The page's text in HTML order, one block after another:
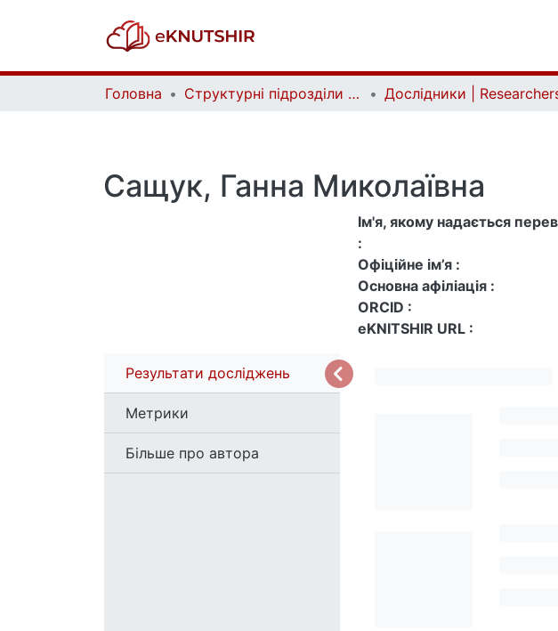
Головна Структурні підрозділи Київського національного університету імені Тараса Шевченка та Організації | Faculties, Institutes and Departments of Taras Shevchenko National University of Kyiv and Organizations Дослідники |
Сащук, Ганна Миколаївна
Ім'я, якому надається
:
Офіційне ім’я :
Основна афіліація :
ORCID :
eKNITSHIR URL :
Результати досліджень
Метрики
Більше про автора